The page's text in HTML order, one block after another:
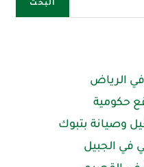
البحث
الرياض
حكومية
وصيانة بتبوك
في الجبيل